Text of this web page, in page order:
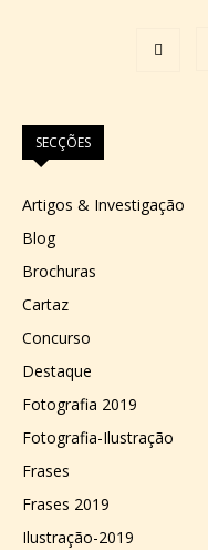
SECÇÕES
Artigos & Investigação
Blog
Brochuras
Cartaz
Concurso
Destaque
Fotografia 2019
Fotografia-Ilustração
Frases
Frases 2019
Ilustração-2019